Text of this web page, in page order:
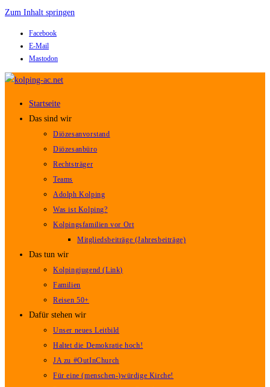
Zum Inhalt springen
Facebook
E-Mail
Mastodon
Startseite
Das sind wir
Diözesanvorstand
Diözesanbüro
Rechtsträger
Teams
Adolph Kolping
Was ist Kolping?
Kolpingsfamilien vor Ort
Mitgliedsbeiträge (Jahresbeiträge)
Das tun wir
Kolpingjugend (Link)
Familien
Reisen 50+
Dafür stehen wir
Unser neues Leitbild
Haltet die Demokratie hoch!
JA zu #OutInChurch
Für eine (menschen-)würdige Kirche!